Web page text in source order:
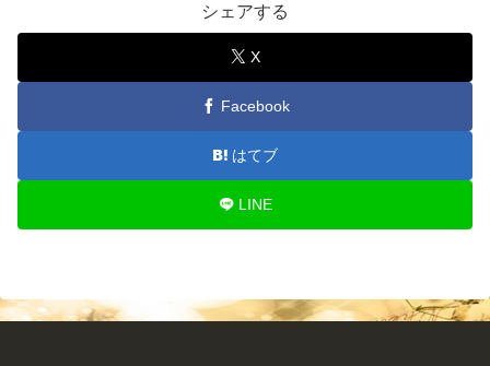
シェアする
X
Facebook
はてブ
LINE